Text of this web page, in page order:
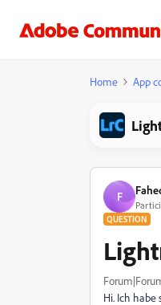
Home App
F
QUESTION
Hi. Ich